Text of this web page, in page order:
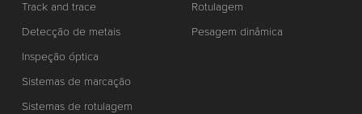
Track and trace
Detecção de metais
Inspeção óptica
Sistemas de marcação
Sistemas de rotulagem
Rotulagem
Pesagem dinâmica